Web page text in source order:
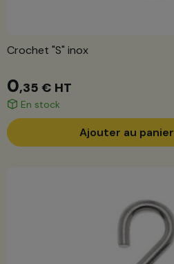
Crochet "S" inox
0,35 € HT
En stock
Ajouter au panier